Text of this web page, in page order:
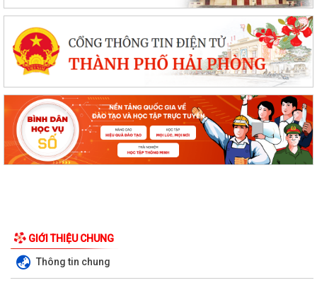
GIỚI THIỆU CHUNG
Thông tin chung